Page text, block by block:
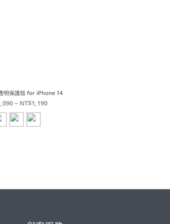
明保護殼 for iPhone 14
~ NT$1,190